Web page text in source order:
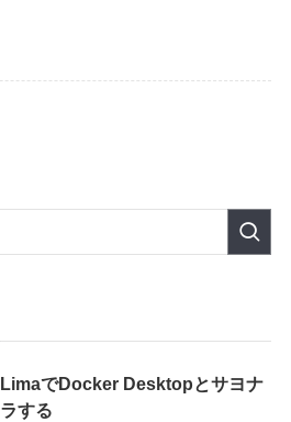
LimaでDocker Desktopとサヨナ
ラする